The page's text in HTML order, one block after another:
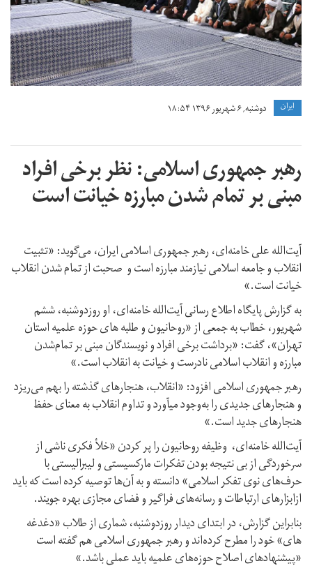
ايران دوشنبه, ۶ شهریور ۱۳۹۶ ۱۸:۵۴
رهبر جمهوری اسلامی: نظر برخی افراد
مبنی بر تمام شدن مبارزه خیانت است
آیت‌الله علی خامنه‌ای، رهبر جمهوری اسلامی ایران، می‌گوید: «تثبیت
انقلاب و جامعه اسلامی نیازمند مبارزه است و صحبت از تمام شدن انقلاب
خیانت است.»
به گزارش پایگاه اطلاع رسانی آیت‌الله خامنه‌ای، او روزدوشنبه، ششم
شهریور، خطاب به جمعی از «روحانیون و طلبه های حوزه‌ علمیه استان
تهران»، گفت: «برداشت برخی افراد و نویسندگان مبنی بر تمام‌شدن
مبارزه و انقلاب اسلامی نادرست و خیانت به انقلاب است.»
رهبر جمهوری اسلامی افزود: «انقلاب، هنجارهای گذشته را بهم می‌ریزد
و هنجارهای جدیدی را به‌وجود میآورد و تداوم انقلاب به معنای حفظ
هنجارهای جدید است.»
آیت‌الله خامنه‌ای، وظیفه روحانیون را پر کردن «خلأ فکری ناشی از
سرخوردگی از بی نتیجه بودن تفکرات مارکسیستی و لیبرالیستی با
حرف‌های نوی تفکر اسلامی» دانسته و به آن‌ها توصیه کرده است که باید
ازابزارهای ارتباطات و رسانه‌های فراگیر و فضای مجازی بهره جویند.
بنابراین گزارش، در ابتدای دیدار روزدوشنبه، شماری از طلاب «دغدغه
های» خود را مطرح کرده‌اند و رهبر جمهوری اسلامی هم گفته است
«پیشنهادهای اصلاح حوزه‌های علمیه باید عملی باشد.»